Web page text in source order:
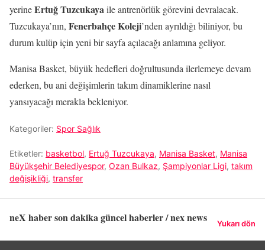
yerineErtuğ Tuzcukayaile antrenörlük görevini devralacak.
Tuzcukaya’nın, Fenerbahçe Koleji’nden ayrıldığı biliniyor, bu
durum kulüp için yeni bir sayfa açılacağı anlamına geliyor.
Manisa Basket, büyük hedefleri doğrultusunda ilerlemeye devam
ederken, bu ani değişimlerin takım dinamiklerine nasıl
yansıyacağı merakla bekleniyor.
Kategoriler: Spor Sağlık
Etiketler: basketbol, Ertuğ Tuzcukaya, Manisa Basket, Manisa
Büyükşehir Belediyespor, Ozan Bulkaz, Şampiyonlar Ligi, takım
değişikliği, transfer
neX haber son dakika güncel haberler / nex news Yukarı dön